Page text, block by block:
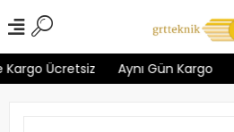
Ücretsiz Aynı Gün Kargo